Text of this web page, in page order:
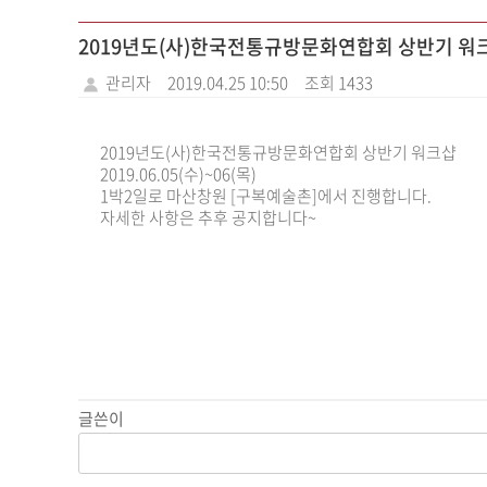
2019년도(사)한국전통규방문화연합회 상반기 워
관리자 2019.04.25 10:50 조회 1433
2019년도(사)한국전통규방문화연합회 상반기 워크샵
2019.06.05(수)~06(목)
1박2일로 마산창원 [구복예술촌]에서 진행합니다.
자세한 사항은 추후 공지합니다~
글쓴이